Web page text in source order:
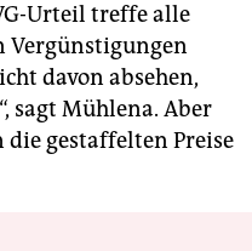
Urteil treffe alle
Vergünstigungen
davon absehen,
sagt Mühlena. Aber
gestaffelten Preise